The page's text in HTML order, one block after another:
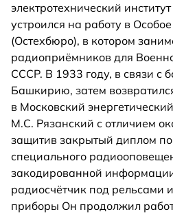
электротехнический
устроился на работу в
(Остехбюро), в котором
радиоприёмников для
СССР. В 1933 году, в связи с
Башкирию, затем
в Московский
М.С. Рязанский с отличием
защитив закрытый диплом
специального
закодированной
радиосчётчик под рельсами
приборы Он продолжил